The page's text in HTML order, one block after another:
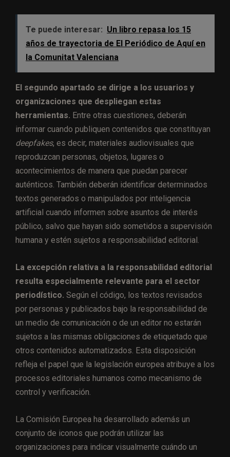
Te puede interesar: Un libro repasa los 15
años de trayectoria de El Periódico de Aquí en
la Comunitat Valenciana
El segundo apartado se dirige a los usuarios y
organizaciones que despliegan estas
herramientas. Entre otras cuestiones, deberán
informar cuando publiquen contenidos que constituyan
deepfakes, es decir, materiales audiovisuales que
reproduzcan personas, objetos, lugares o
acontecimientos de manera que puedan parecer
auténticos. También deberán identificar determinados
textos generados o manipulados por inteligencia
artificial cuando informen sobre asuntos de interés
público, salvo que hayan sido sometidos a supervisión
humana y estén sujetos a responsabilidad editorial.
La excepción relativa a la responsabilidad editorial
resulta especialmente relevante para el sector
periodístico. Según el código, los textos revisados
por personas y publicados bajo la responsabilidad de
un medio de comunicación o de un editor no estarán
sujetos a las mismas obligaciones de etiquetado que
otros contenidos automatizados. Esta disposición
refleja el papel que la legislación europea atribuye a los
procesos editoriales humanos como mecanismo de
control y verificación.
La Comisión Europea ha desarrollado además un
conjunto de iconos que podrán utilizar las
organizaciones para indicar visualmente cuándo un